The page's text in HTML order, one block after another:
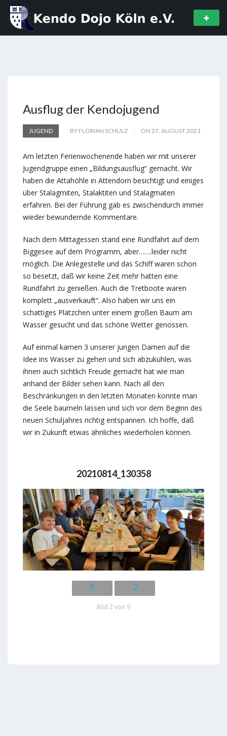
Ausflug der Kendojugend
JUGEND BY FLORIAN SCHULZ ON 27. AUGUST 2021
Am letzten Ferienwochenende haben wir mit unserer
Jugendgruppe einen „Bildungsausflug“ gemacht. Wir
haben die Attahöhle in Attendorn besichtigt und einiges
über Stalagmiten, Stalaktiten und Stalagmaten
erfahren. Bei der Führung gab es zwischendurch immer
wieder bewundernde Kommentare.
Nach dem Mittagessen stand eine Rundfahrt auf dem
Biggesee auf dem Programm, aber…….leider nicht
möglich. Die Anlegestelle und das Schiff waren schon
so besetzt, daß wir keine Zeit mehr hatten eine
Rundfahrt zu genießen. Auch die Tretboote waren
komplett „ausverkauft“. Also haben wir uns ein
schattiges Plätzchen unter einem großen Baum am
Wasser gesucht und das schöne Wetter genossen.
Auf einmal kamen 3 unserer jungen Damen auf die
Idee ins Wasser zu gehen und sich abzukühlen, was
ihnen auch sichtlich Freude gemacht hat wie man
anhand der Bilder sehen kann. Nach all den
Beschränkungen in den letzten Monaten konnte man
die Seele baumeln lassen und sich vor dem Beginn des
neuen Schuljahres richtig entspannen. Ich hoffe, daß
wir in Zukunft etwas ähnliches wiederholen können.
20210814_130358
Bild 2 von 9